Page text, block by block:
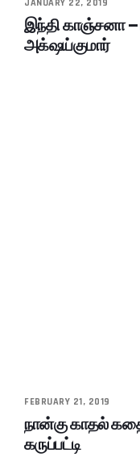
JANUARY 22, 2019
இந்தி காஞ்சனா
அக்‌ஷய்குமார்
FEBRUARY 21, 2019
நான்கு காதல்
கருப்பட்டி